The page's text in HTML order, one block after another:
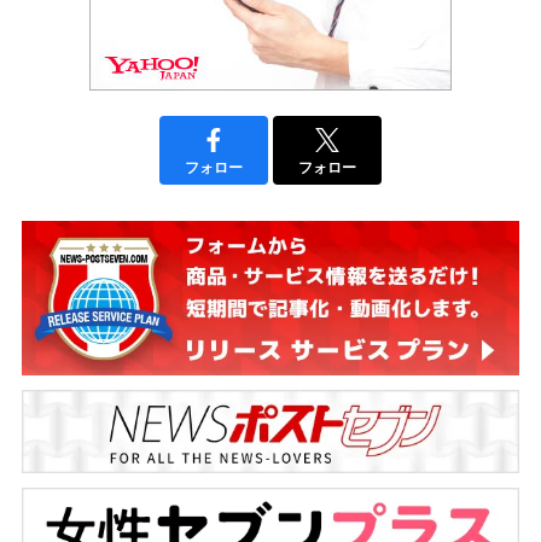
フォロー フォロー